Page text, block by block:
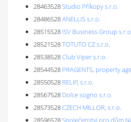
28463528Studio Příkopy s.r.o.
28486528ANELLIS s.r.o.
28515528 ISV Business Group
28521528TOTUTO CZ s.r.o.
28538528Club Viper s.r.o.
28544528 PRAGENTS, property
28550528 RELIP, s.r.o.
28567528 Dolce sogno s.r.o.
28573528CZECH MILLOR, s.r.o.
28596528Společenství pro dům